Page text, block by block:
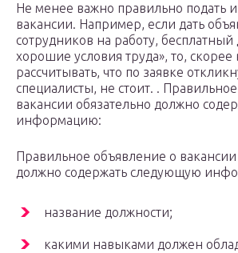
Не менее важно правильно подать
вакансии. Например, если дать
сотрудников на работу, бесплатный
хорошие условия труда», то, скорее
рассчитывать, что по заявке
специалисты, не стоит. .
вакансии обязательно должно
информацию:
Правильное объявление о вакансии
должно содержать следующую
название должности;
какими навыками должен